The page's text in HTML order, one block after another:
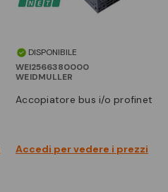
DISPONIBILE
WEI2566380000
WEIDMULLER
accopiatore bus i/o profinet
Accedi per vedere i prezzi